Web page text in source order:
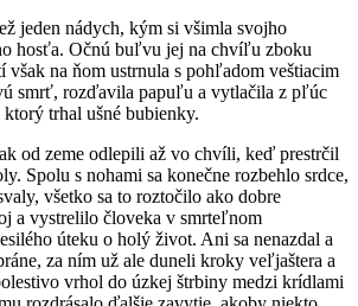
jeden nádych, kým si všimla svojho
hosťa. Očnú buľvu jej na chvíľu zboku
však na ňom ustrnula s pohľadom veštiacim
smrť, rozďavila papuľu a vytlačila z pľúc
trhal ušné bubienky.
od zeme odlepili až vo chvíli, keď prestrčil
Spolu s nohami sa konečne rozbehlo srdce,
všetko sa to roztočilo ako dobre
a vystrelilo človeka v smrteľnom
úteku o holý život. Ani sa nenazdal a
za ním už ale duneli kroky veľjaštera a
vrhol do úzkej štrbiny medzi krídlami